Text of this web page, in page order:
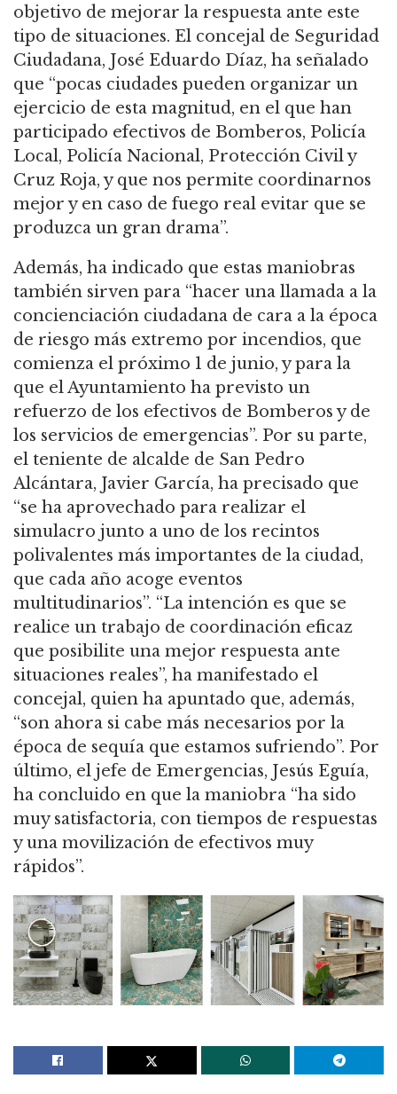
objetivo de mejorar la respuesta ante este
tipo de situaciones. El concejal de Seguridad
Ciudadana, José Eduardo Díaz, ha señalado
que “pocas ciudades pueden organizar un
ejercicio de esta magnitud, en el que han
participado efectivos de Bomberos, Policía
Local, Policía Nacional, Protección Civil y
Cruz Roja, y que nos permite coordinarnos
mejor y en caso de fuego real evitar que se
produzca un gran drama”.
Además, ha indicado que estas maniobras
también sirven para “hacer una llamada a la
concienciación ciudadana de cara a la época
de riesgo más extremo por incendios, que
comienza el próximo 1 de junio, y para la
que el Ayuntamiento ha previsto un
refuerzo de los efectivos de Bomberos y de
los servicios de emergencias”. Por su parte,
el teniente de alcalde de San Pedro
Alcántara, Javier García, ha precisado que
“se ha aprovechado para realizar el
simulacro junto a uno de los recintos
polivalentes más importantes de la ciudad,
que cada año acoge eventos
multitudinarios”. “La intención es que se
realice un trabajo de coordinación eficaz
que posibilite una mejor respuesta ante
situaciones reales”, ha manifestado el
concejal, quien ha apuntado que, además,
“son ahora si cabe más necesarios por la
época de sequía que estamos sufriendo”. Por
último, el jefe de Emergencias, Jesús Eguía,
ha concluido en que la maniobra “ha sido
muy satisfactoria, con tiempos de respuestas
y una movilización de efectivos muy
rápidos”.